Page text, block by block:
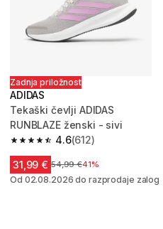
Zadnja priložnost
ADIDAS
Tekaški čevlji ADIDAS
RUNBLAZE ženski - sivi
4.6
4.6 od 5 zvezdic from 612
(612)
31,99 € Cena pred znižanjem
54,99 €41%
Od 02.08.2026 do razprodaje zalog